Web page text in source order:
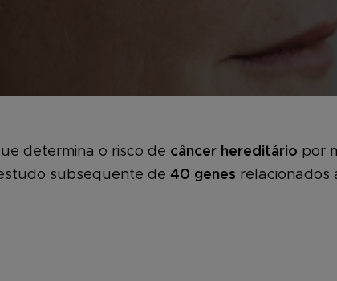
determina o risco de câncer hereditário por
subsequente de 40 genes relacionados